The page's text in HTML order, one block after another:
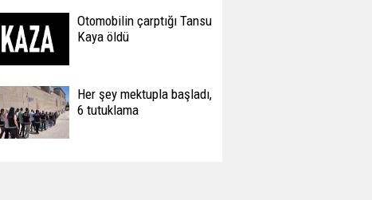
Otomobilin çarptığı Tansu
Kaya öldü
Her şey mektupla başladı,
6 tutuklama